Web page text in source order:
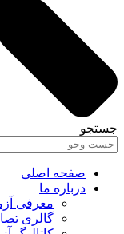
جستجو
صفحه اصلی
درباره ما
معرفی
گالری